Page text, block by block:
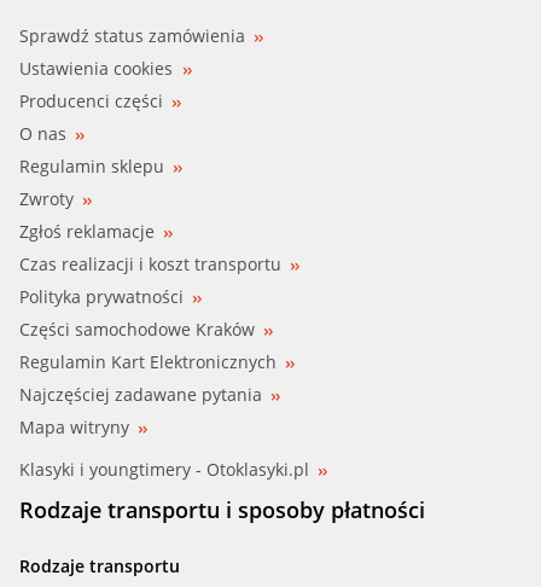
VALEO (820056)
Sprawdź status zamówienia
Ustawienia cookies
Producenci części
O nas
Regulamin sklepu
Zwroty
Zgłoś reklamacje
Czas realizacji i koszt transportu
Polityka prywatności
Części samochodowe Kraków
Regulamin Kart Elektronicznych
Najczęściej zadawane pytania
Mapa witryny
Klasyki i youngtimery - Otoklasyki.pl
Rodzaje transportu i sposoby płatności
Rodzaje transportu